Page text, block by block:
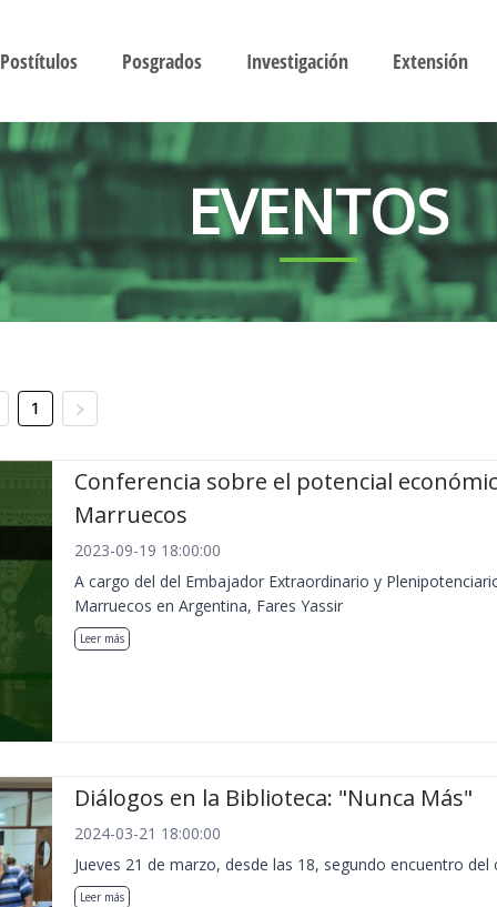
Postítulos Posgrados Investigación Extensión
EVENTOS
1
Conferencia sobre el potencial
Marruecos
2023-09-19 18:00:00
A cargo del del Embajador Extraordinario y
Marruecos en Argentina, Fares Yassir
Leer más
Diálogos en la Biblioteca: "Nunca Más"
2024-03-21 18:00:00
Jueves 21 de marzo, desde las 18, segundo encuentro del
Leer más